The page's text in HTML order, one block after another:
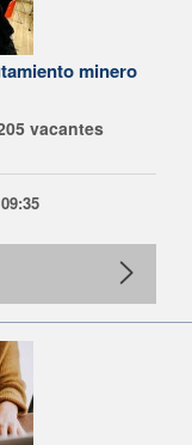
minero
vacantes